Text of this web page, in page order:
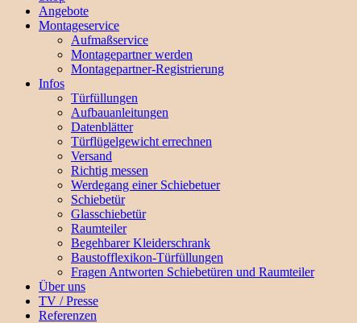
Angebote
Montageservice
Aufmaßservice
Montagepartner werden
Montagepartner-Registrierung
Infos
Türfüllungen
Aufbauanleitungen
Datenblätter
Türflügelgewicht errechnen
Versand
Richtig messen
Werdegang einer Schiebetuer
Schiebetür
Glasschiebetür
Raumteiler
Begehbarer Kleiderschrank
Baustofflexikon-Türfüllungen
Fragen Antworten Schiebetüren und Raumteiler
Über uns
TV / Presse
Referenzen